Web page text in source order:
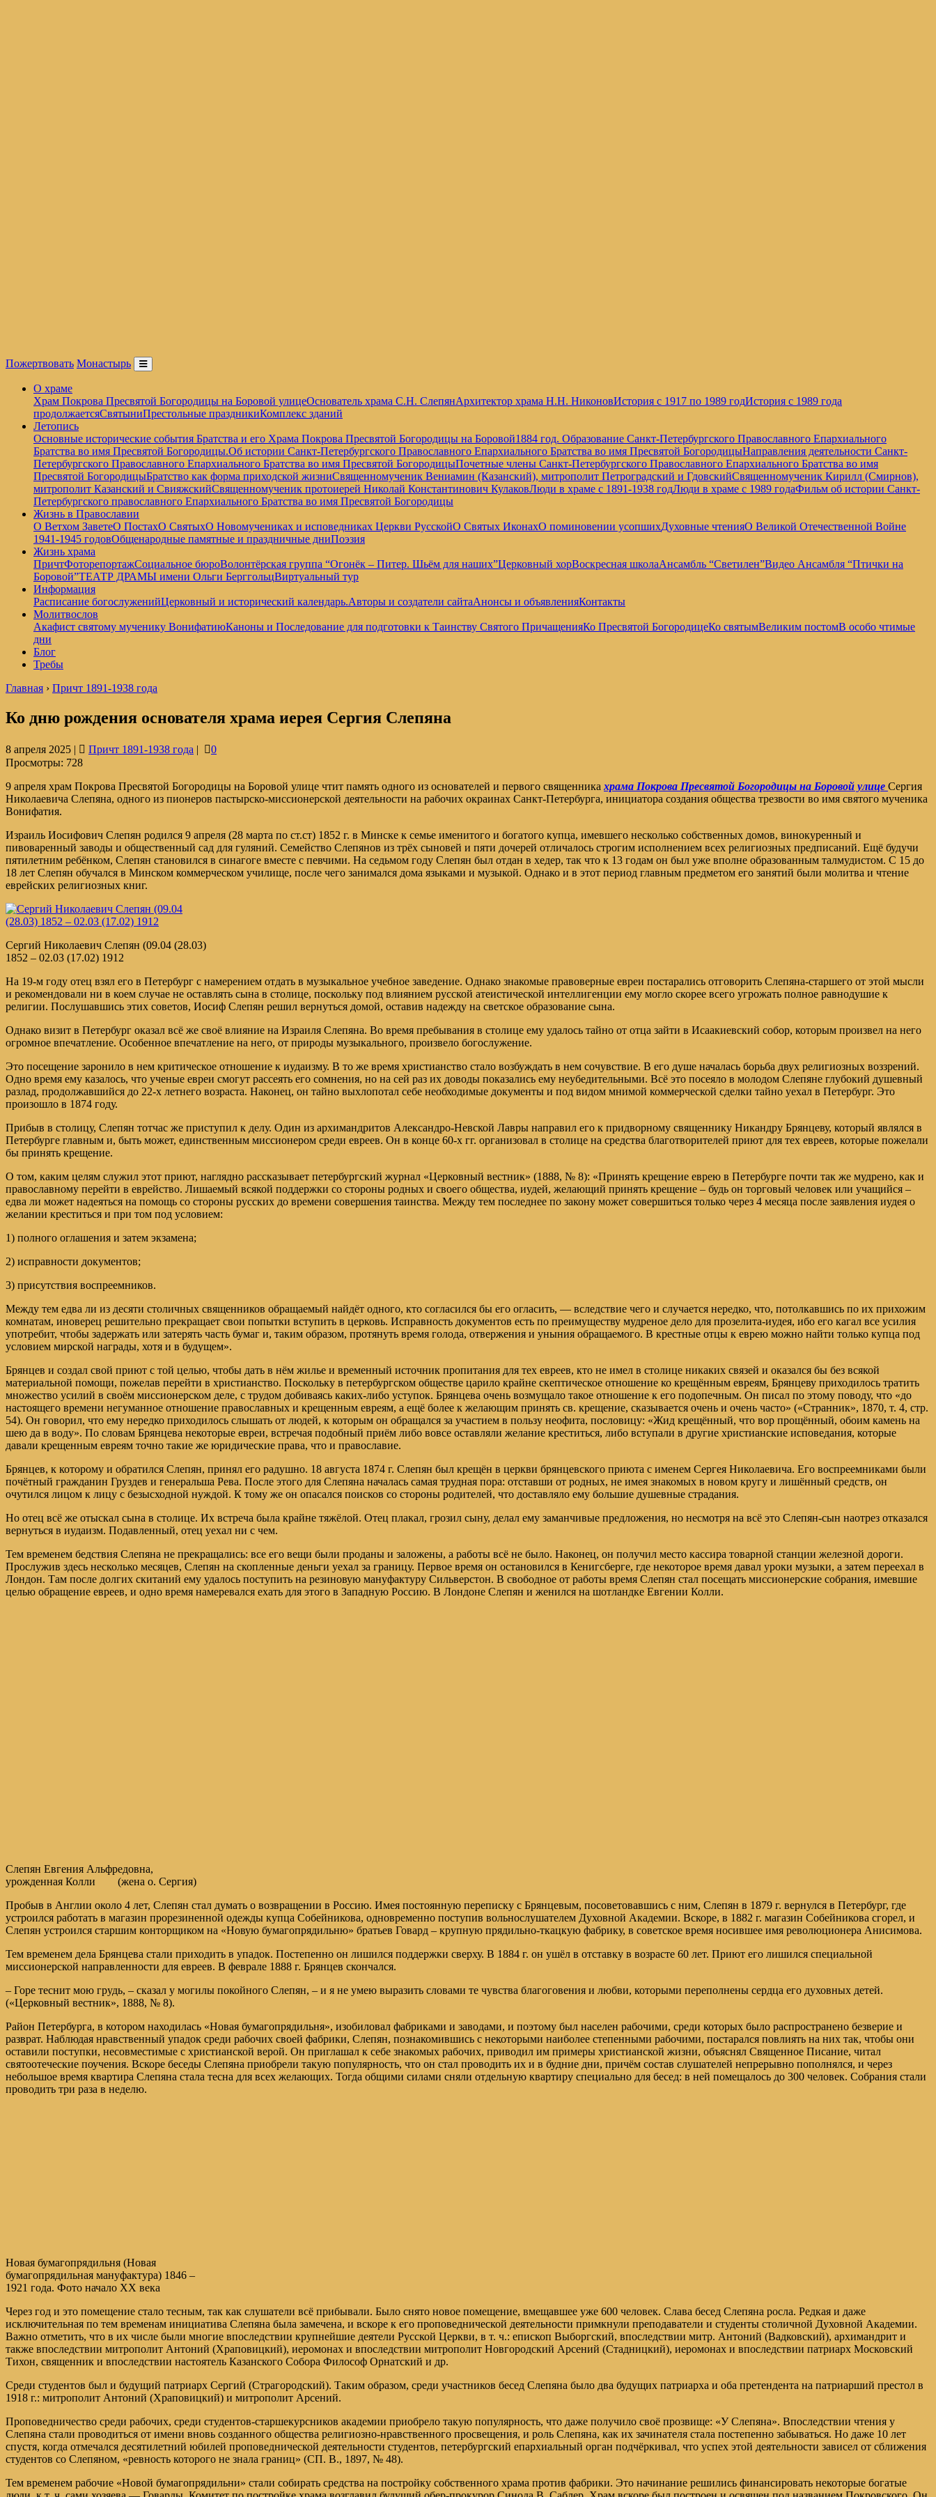
Пожертвовать Монастырь
О храме
Храм Покрова Пресвятой Богородицы на Боровой улицеОснователь храма С.Н. СлепянАрхитектор храма Н.Н. НиконовИстория с 1917 по 1989 годИстория с 1989 года
продолжаетсяСвятыниПрестольные праздникиКомплекс зданий
Летопись
Основные исторические события Братства и его Храма Покрова Пресвятой Богородицы на Боровой1884 год. Образование Санкт-Петербургского Православного Епархиального
Братства во имя Пресвятой Богородицы.Об истории Санкт-Петербургского Православного Епархиального Братства во имя Пресвятой БогородицыНаправления деятельности Санкт-
Петербургского Православного Епархиального Братства во имя Пресвятой БогородицыПочетные члены Санкт-Петербургского Православного Епархиального Братства во имя
Пресвятой БогородицыБратство как форма приходской жизниСвященномученик Вениамин (Казанский), митрополит Петроградский и ГдовскийСвященномученик Кирилл (Смирнов),
митрополит Казанский и СвияжскийСвященномученик протоиерей Николай Константинович КулаковЛюди в храме с 1891-1938 годЛюди в храме с 1989 годаФильм об истории Санкт-
Петербургского православного Епархиального Братства во имя Пресвятой Богородицы
Жизнь в Православии
О Ветхом ЗаветеО ПостахО СвятыхО Новомучениках и исповедниках Церкви РусскойО Святых ИконахО поминовении усопшихДуховные чтенияО Великой Отечественной Войне
1941-1945 годовОбщенародные памятные и праздничные дниПоэзия
Жизнь храма
ПричтФоторепортажСоциальное бюроВолонтёрская группа “Огонёк – Питер. Шьём для наших”Церковный хорВоскресная школаАнсамбль “Светилен”Видео Ансамбля “Птички на
Боровой”ТЕАТР ДРАМЫ имени Ольги БерггольцВиртуальный тур
Информация
Расписание богослуженийЦерковный и исторический календарь.Авторы и создатели сайтаАнонсы и объявленияКонтакты
Молитвослов
Акафист святому мученику ВонифатиюКаноны и Последование для подготовки к Таинству Святого ПричащенияКо Пресвятой БогородицеКо святымВеликим постомВ особо чтимые
дни
Блог
Требы
Главная › Причт 1891-1938 года
Ко дню рождения основателя храма иерея Сергия Слепяна
8 апреля 2025 | Причт 1891-1938 года |
0
Просмотры: 728
9 апреля храм Покрова Пресвятой Богородицы на Боровой улице чтит память одного из основателей и первого священника храма Покрова Пресвятой Богородицы на Боровой улице Сергия
Николаевича Слепяна, одного из пионеров пастырско-миссионерской деятельности на рабочих окраинах Санкт-Петербурга, инициатора создания общества трезвости во имя святого мученика
Вонифатия.
Израиль Иосифович Слепян родился 9 апреля (28 марта по ст.ст) 1852 г. в Минске к семье именитого и богатого купца, имевшего несколько собственных домов, винокуренный и
пивоваренный заводы и общественный сад для гуляний. Семейство Слепянов из трёх сыновей и пяти дочерей отличалось строгим исполнением всех религиозных предписаний. Ещё будучи
пятилетним ребёнком, Слепян становился в синагоге вместе с певчими. На седьмом году Слепян был отдан в хедер, так что к 13 годам он был уже вполне образованным талмудистом. С 15 до
18 лет Слепян обучался в Минском коммерческом училище, после чего занимался дома языками и музыкой. Однако и в этот период главным предметом его занятий были молитва и чтение
еврейских религиозных книг.
Сергий Николаевич Слепян (09.04 (28.03)
1852 – 02.03 (17.02) 1912
На 19-м году отец взял его в Петербург с намерением отдать в музыкальное учебное заведение. Однако знакомые правоверные евреи постарались отговорить Слепяна-старшего от этой мысли
и рекомендовали ни в коем случае не оставлять сына в столице, поскольку под влиянием русской атеистической интеллигенции ему могло скорее всего угрожать полное равнодушие к
религии. Послушавшись этих советов, Иосиф Слепян решил вернуться домой, оставив надежду на светское образование сына.
Однако визит в Петербург оказал всё же своё влияние на Израиля Слепяна. Во время пребывания в столице ему удалось тайно от отца зайти в Исаакиевский собор, которым произвел на него
огромное впечатление. Особенное впечатление на него, от природы музыкального, произвело богослужение.
Это посещение заронило в нем критическое отношение к иудаизму. В то же время христианство стало возбуждать в нем сочувствие. В его душе началась борьба двух религиозных воззрений.
Одно время ему казалось, что ученые евреи смогут рассеять его сомнения, но на сей раз их доводы показались ему неубедительными. Всё это посеяло в молодом Слепяне глубокий душевный
разлад, продолжавшийся до 22-х летнего возраста. Наконец, он тайно выхлопотал себе необходимые документы и под видом мнимой коммерческой сделки тайно уехал в Петербург. Это
произошло в 1874 году.
Прибыв в столицу, Слепян тотчас же приступил к делу. Один из архимандритов Александро-Невской Лавры направил его к придворному священнику Никандру Брянцеву, который являлся в
Петербурге главным и, быть может, единственным миссионером среди евреев. Он в конце 60-х гг. организовал в столице на средства благотворителей приют для тех евреев, которые пожелали
бы принять крещение.
О том, каким целям служил этот приют, наглядно рассказывает петербургский журнал «Церковный вестник» (1888, № 8): «Принять крещение еврею в Петербурге почти так же мудрено, как и
православному перейти в еврейство. Лишаемый всякой поддержки со стороны родных и своего общества, иудей, желающий принять крещение – будь он торговый человек или учащийся –
едва ли может надеяться на помощь со стороны русских до времени совершения таинства. Между тем последнее по закону может совершиться только через 4 месяца после заявления иудея о
желании креститься и при том под условием:
1) полного оглашения и затем экзамена;
2) исправности документов;
3) присутствия воспреемников.
Между тем едва ли из десяти столичных священников обращаемый найдёт одного, кто согласился бы его огласить, — вследствие чего и случается нередко, что, потолкавшись по их прихожим
комнатам, иноверец решительно прекращает свои попытки вступить в церковь. Исправность документов есть по преимуществу мудреное дело для прозелита-иудея, ибо его кагал все усилия
употребит, чтобы задержать или затерять часть бумаг и, таким образом, протянуть время голода, отвержения и уныния обращаемого. В крестные отцы к еврею можно найти только купца под
условием мирской награды, хотя и в будущем».
Брянцев и создал свой приют с той целью, чтобы дать в нём жилье и временный источник пропитания для тех евреев, кто не имел в столице никаких связей и оказался бы без всякой
материальной помощи, пожелав перейти в христианство. Поскольку в петербургском обществе царило крайне скептическое отношение ко крещённым евреям, Брянцеву приходилось тратить
множество усилий в своём миссионерском деле, с трудом добиваясь каких-либо уступок. Брянцева очень возмущало такое отношение к его подопечным. Он писал по этому поводу, что «до
настоящего времени негуманное отношение православных и крещенным евреям, а ещё более к желающим принять св. крещение, сказывается очень и очень часто» («Странник», 1870, т. 4, стр.
54). Он говорил, что ему нередко приходилось слышать от людей, к которым он обращался за участием в пользу неофита, пословицу: «Жид крещённый, что вор прощённый, обоим камень на
шею да в воду». По словам Брянцева некоторые евреи, встречая подобный приём либо вовсе оставляли желание креститься, либо вступали в другие христианские исповедания, которые
давали крещенным евреям точно такие же юридические права, что и православие.
Брянцев, к которому и обратился Слепян, принял его радушно. 18 августа 1874 г. Слепян был крещён в церкви брянцевского приюта с именем Сергея Николаевича. Его воспреемниками были
почётный гражданин Груздев и генеральша Рева. После этого для Слепяна началась самая трудная пора: отставши от родных, не имея знакомых в новом кругу и лишённый средств, он
очутился лицом к лицу с безысходной нуждой. К тому же он опасался поисков со стороны родителей, что доставляло ему большие душевные страдания.
Но отец всё же отыскал сына в столице. Их встреча была крайне тяжёлой. Отец плакал, грозил сыну, делал ему заманчивые предложения, но несмотря на всё это Слепян-сын наотрез отказался
вернуться в иудаизм. Подавленный, отец уехал ни с чем.
Тем временем бедствия Слепяна не прекращались: все его вещи были проданы и заложены, а работы всё не было. Наконец, он получил место кассира товарной станции железной дороги.
Прослужив здесь несколько месяцев, Слепян на скопленные деньги уехал за границу. Первое время он остановился в Кенигсберге, где некоторое время давал уроки музыки, а затем переехал в
Лондон. Там после долгих скитаний ему удалось поступить на резиновую мануфактуру Сильверстон. В свободное от работы время Слепян стал посещать миссионерские собрания, имевшие
целью обращение евреев, и одно время намеревался ехать для этого в Западную Россию. В Лондоне Слепян и женился на шотландке Евгении Колли.
Слепян Евгения Альфредовна,
урожденная Колли (жена о. Сергия)
Пробыв в Англии около 4 лет, Слепян стал думать о возвращении в Россию. Имея постоянную переписку с Брянцевым, посоветовавшись с ним, Слепян в 1879 г. вернулся в Петербург, где
устроился работать в магазин прорезиненной одежды купца Собейникова, одновременно поступив вольнослушателем Духовной Академии. Вскоре, в 1882 г. магазин Собейникова сгорел, и
Слепян устроился старшим конторщиком на «Новую бумагопрядильню» братьев Говард – крупную прядильно-ткацкую фабрику, в советское время носившее имя революционера Анисимова.
Тем временем дела Брянцева стали приходить в упадок. Постепенно он лишился поддержки сверху. В 1884 г. он ушёл в отставку в возрасте 60 лет. Приют его лишился специальной
миссионерской направленности для евреев. В феврале 1888 г. Брянцев скончался.
– Горе теснит мою грудь, – сказал у могилы покойного Слепян, – и я не умею выразить словами те чувства благоговения и любви, которыми переполнены сердца его духовных детей.
(«Церковный вестник», 1888, № 8).
Район Петербурга, в котором находилась «Новая бумагопрядильня», изобиловал фабриками и заводами, и поэтому был населен рабочими, среди которых было распространено безверие и
разврат. Наблюдая нравственный упадок среди рабочих своей фабрики, Слепян, познакомившись с некоторыми наиболее степенными рабочими, постарался повлиять на них так, чтобы они
оставили поступки, несовместимые с христианской верой. Он приглашал к себе знакомых рабочих, приводил им примеры христианской жизни, объяснял Священное Писание, читал
святоотеческие поучения. Вскоре беседы Слепяна приобрели такую популярность, что он стал проводить их и в будние дни, причём состав слушателей непрерывно пополнялся, и через
небольшое время квартира Слепяна стала тесна для всех желающих. Тогда общими силами сняли отдельную квартиру специально для бесед: в ней помещалось до 300 человек. Собрания стали
проводить три раза в неделю.
Новая бумагопрядильня (Новая
бумагопрядильная мануфактура) 1846 –
1921 года. Фото начало XX века
Через год и это помещение стало тесным, так как слушатели всё прибывали. Было снято новое помещение, вмещавшее уже 600 человек. Слава бесед Слепяна росла. Редкая и даже
исключительная по тем временам инициатива Слепяна была замечена, и вскоре к его проповеднической деятельности примкнули преподаватели и студенты столичной Духовной Академии.
Важно отметить, что в их числе были многие впоследствии крупнейшие деятели Русской Церкви, в т. ч.: епископ Выборгский, впоследствии митр. Антоний (Вадковский), архимандрит и
также впоследствии митрополит Антоний (Храповицкий), иеромонах и впоследствии митрополит Новгородский Арсений (Стадницкий), иеромонах и впоследствии патриарх Московский
Тихон, священник и впоследствии настоятель Казанского Собора Философ Орнатский и др.
Среди студентов был и будущий патриарх Сергий (Страгородский). Таким образом, среди участников бесед Слепяна было два будущих патриарха и оба претендента на патриарший престол в
1918 г.: митрополит Антоний (Храповицкий) и митрополит Арсений.
Проповедничество среди рабочих, среди студентов-старшекурсников академии приобрело такую популярность, что даже получило своё прозвище: «У Слепяна». Впоследствии чтения у
Слепяна стали проводиться от имени вновь созданного общества религиозно-нравственного просвещения, и роль Слепяна, как их зачинателя стала постепенно забываться. Но даже 10 лет
спустя, когда отмечался десятилетний юбилей проповеднической деятельности студентов, петербургский епархиальный орган подчёркивал, что успех этой деятельности зависел от сближения
студентов со Слепяном, «ревность которого не знала границ» (СП. В., 1897, № 48).
Тем временем рабочие «Новой бумагопрядильни» стали собирать средства на постройку собственного храма против фабрики. Это начинание решились финансировать некоторые богатые